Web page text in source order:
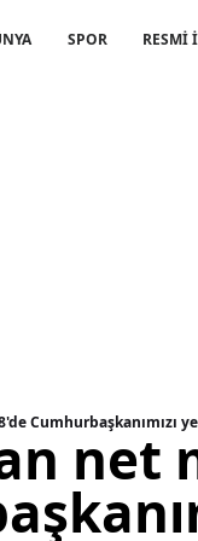
SPOR RESMİ
Cumhurbaşkanımızı
net